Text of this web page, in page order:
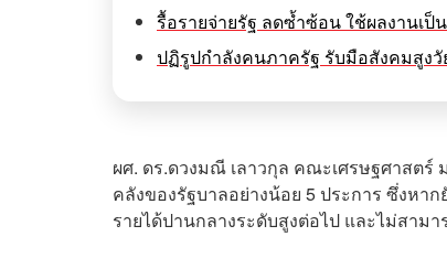
รื้อรายจ่ายรัฐ ลดซ้ำซ้อน ใช้ผลงานเป็
ปฏิรูปกำลังคนภาครัฐ รับมือสังคมสูงวั
ผศ. ดร.ดวงมณี เลาวกุล คณะเศรษฐศาสต
คลังของรัฐบาลอย่างน้อย 5 ประการ ซึ่งหา
รายได้ปานกลางระดับสูงต่อไป และไม่สาม